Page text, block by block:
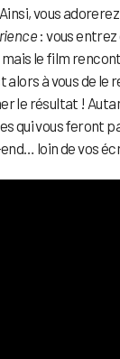
vous
: vous entrez
le film
alors à vous de le
le résultat !
qui vous feront
loin de vos